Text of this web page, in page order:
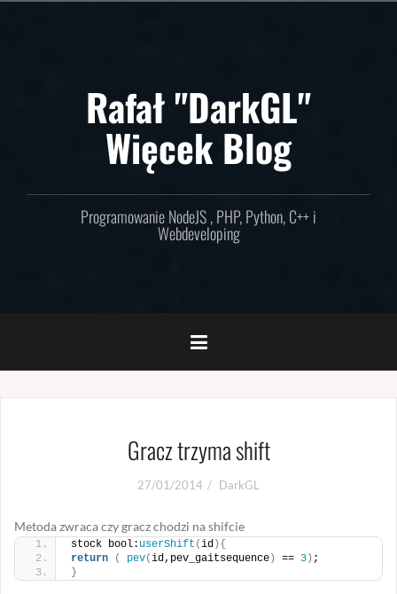
Rafał "DarkGL"
Więcek Blog
Programowanie NodeJS , PHP, Python, C++ i
Webdeveloping
Gracz trzyma shift
27/01/2014 DarkGL
Metoda zwraca czy gracz chodzi na shifcie
stock bool: userShift (id ){
return
( pev(id,pev_gaitsequence ) == 3 ) ;
}